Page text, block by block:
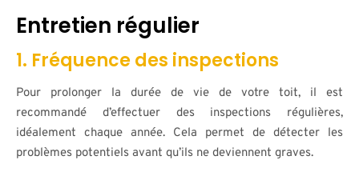
Entretien régulier
1. Fréquence des inspections
Pour prolonger la durée de vie de votre toit, il est
recommandé d’effectuer des inspections régulières,
idéalement chaque année. Cela permet de détecter les
problèmes potentiels avant qu’ils ne deviennent graves.